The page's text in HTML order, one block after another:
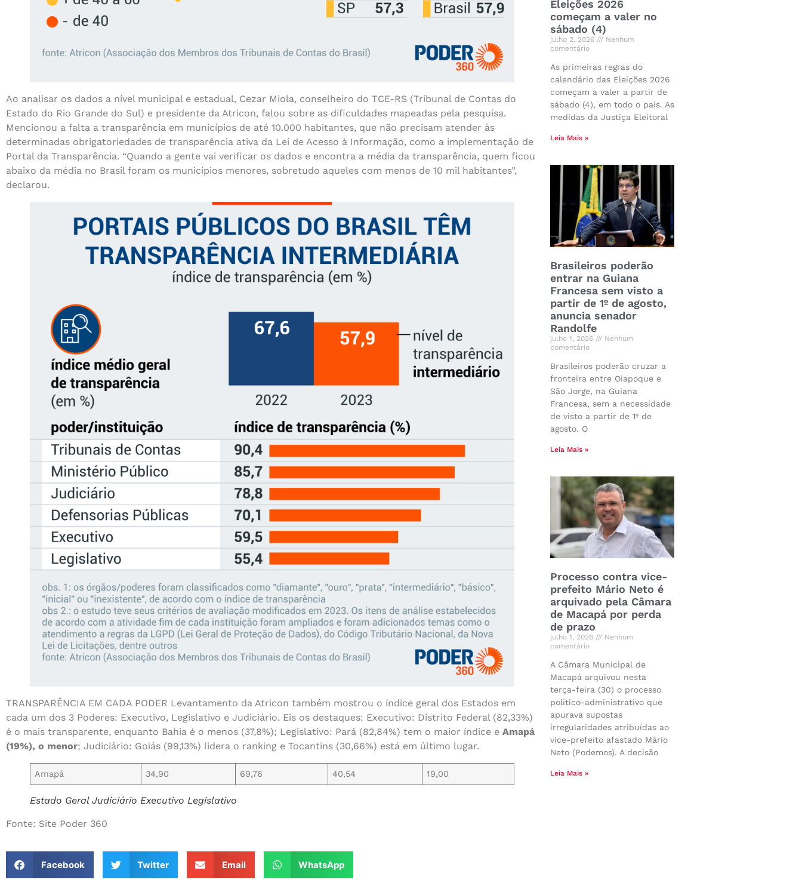
Ao analisar os dados a nível municipal e estadual, Cezar Miola, conselheiro do TCE-RS (Tribunal de Contas do
Estado do Rio Grande do Sul) e presidente da Atricon, falou sobre as dificuldades mapeadas pela pesquisa.
Mencionou a falta a transparência em municípios de até 10.000 habitantes, que não precisam atender às
determinadas obrigatoriedades de transparência ativa da Lei de Acesso à Informação, como a implementação de
Portal da Transparência. “Quando a gente vai verificar os dados e encontra a média da transparência, quem ficou
abaixo da média no Brasil foram os municípios menores, sobretudo aqueles com menos de 10 mil habitantes”,
declarou.
TRANSPARÊNCIA EM CADA PODER Levantamento da Atricon também mostrou o índice geral dos Estados em
cada um dos 3 Poderes: Executivo, Legislativo e Judiciário. Eis os destaques: Executivo: Distrito Federal (82,33%)
é o mais transparente, enquanto Bahia é o menos (37,8%); Legislativo: Pará (82,84%) tem o maior índice e Amapá
(19%), o menor; Judiciário: Goiás (99,13%) lidera o ranking e Tocantins (30,66%) está em último lugar.
Amapá 34,90 69,76 40,54 19,00
Estado Geral Judiciário Executivo Legislativo
Fonte: Site Poder 360
Facebook Twitter Email WhatsApp
Eleições 2026
começam a valer no
sábado (4)
julho 2, 2026
Nenhum
comentário
As primeiras regras do
calendário das Eleições 2026
começam a valer a partir de
sábado (4), em todo o país. As
medidas da Justiça Eleitoral
Leia Mais »
Brasileiros poderão
entrar na Guiana
Francesa sem visto a
partir de 1º de agosto,
anuncia senador
Randolfe
julho 1, 2026
Nenhum
comentário
Brasileiros poderão cruzar a
fronteira entre Oiapoque e
São Jorge, na Guiana
Francesa, sem a necessidade
de visto a partir de 1º de
agosto. O
Leia Mais »
Processo contra vice-
prefeito Mário Neto é
arquivado pela Câmara
de Macapá por perda
de prazo
julho 1, 2026
Nenhum
comentário
A Câmara Municipal de
Macapá arquivou nesta
terça-feira (30) o processo
político-administrativo que
apurava supostas
irregularidades atribuídas ao
vice-prefeito afastado Mário
Neto (Podemos). A decisão
Leia Mais »